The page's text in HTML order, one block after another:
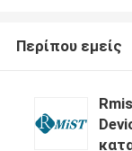
Περίπου εμείς